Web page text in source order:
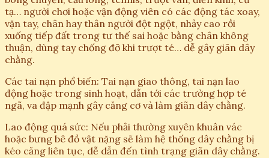
tạ… người chơi hoặc vận động viên có các động tác xoay,
vặn tay, chân hay thân người đột ngột, nhảy cao rồi
xuống tiếp đất trong tư thế sai hoặc bằng chân không
thuận, dùng tay chống đỡ khi trượt té… dễ gây giãn dây
chằng.
Các tai nạn phổ biến: Tai nạn giao thông, tai nạn lao
động hoặc trong sinh hoạt, dẫn tới các trường hợp té
ngã, va đập mạnh gây căng cơ và làm giãn dây chằng.
Lao động quá sức: Nếu phải thường xuyên khuân vác
hoặc bưng bê đồ vật nặng sẽ làm hệ thống dây chằng bị
kéo căng liên tục, dễ dẫn đến tình trạng giãn dây chằng.